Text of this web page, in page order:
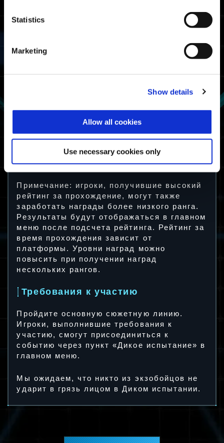
Statistics
Marketing
Show details
Allow all cookies
Use necessary cookies only
Рейтинг
Доступная
награда
Мастер
прохождения
Боец
Пройдите
Дикое
хотя бы один
раз
испытаний
Примечание: игроки, получившие высокий
рейтинг за прохождение, могут также
заработать награды более низкого ранга.
Результаты будут отображаться в главном
меню после подсчета рейтинга. Рейтинг за
время прохождения зависит от
платформы. Уровни наград можно
повысить при получении наград
нескольких рангов.
Требования к участию
Пройдите основную сюжетную линию.
Игроки, выполнившие требования к
участию, смогут присоединиться к
событию через пункт «Дикое испытание» в
главном меню.
Мы ожидаем, что никто из экзобойцов не
ударит в грязь лицом в Диком испытании.